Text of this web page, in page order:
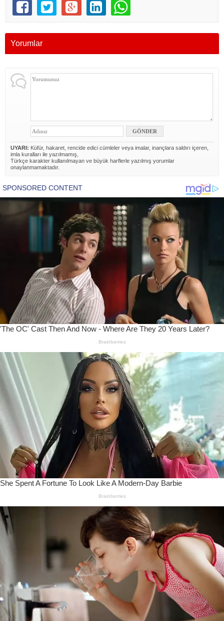
Yorumlar
UYARI: Küfür, hakaret, rencide edici cümleler veya imalar, inançlara saldırı içeren,
imla kuralları ile yazılmamış,
Türkçe karakter kullanılmayan ve büyük harflerle yazılmış yorumlar
onaylanmamaktadır.